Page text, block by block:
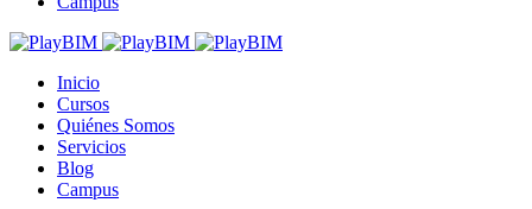
Inicio
Cursos
Quiénes Somos
Servicios
Blog
Campus